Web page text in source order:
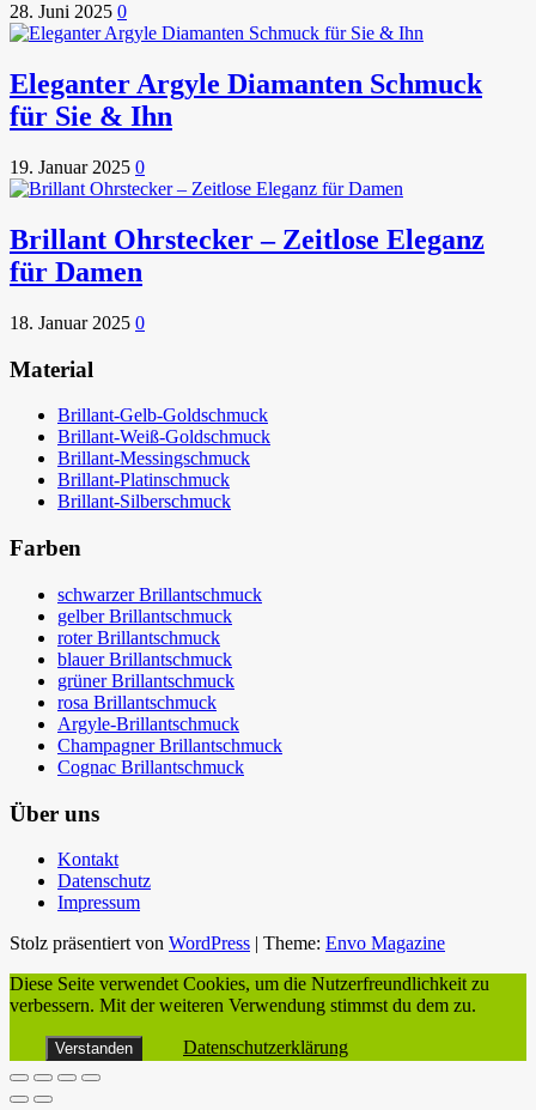
28. Juni 2025 0
Eleganter Argyle Diamanten Schmuck
für Sie & Ihn
19. Januar 2025 0
Brillant Ohrstecker – Zeitlose Eleganz
für Damen
18. Januar 2025 0
Material
Brillant-Gelb-Goldschmuck
Brillant-Weiß-Goldschmuck
Brillant-Messingschmuck
Brillant-Platinschmuck
Brillant-Silberschmuck
Farben
schwarzer Brillantschmuck
gelber Brillantschmuck
roter Brillantschmuck
blauer Brillantschmuck
grüner Brillantschmuck
rosa Brillantschmuck
Argyle-Brillantschmuck
Champagner Brillantschmuck
Cognac Brillantschmuck
Über uns
Kontakt
Datenschutz
Impressum
Stolz präsentiert von WordPress | Theme: Envo Magazine
Diese Seite verwendet Cookies, um die Nutzerfreundlichkeit zu
verbessern. Mit der weiteren Verwendung stimmst du dem zu.
Verstanden Datenschutzerklärung